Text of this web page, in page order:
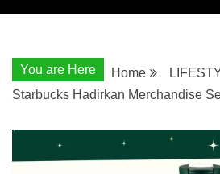
You are Here Home
Starbucks Hadirkan Merchandise